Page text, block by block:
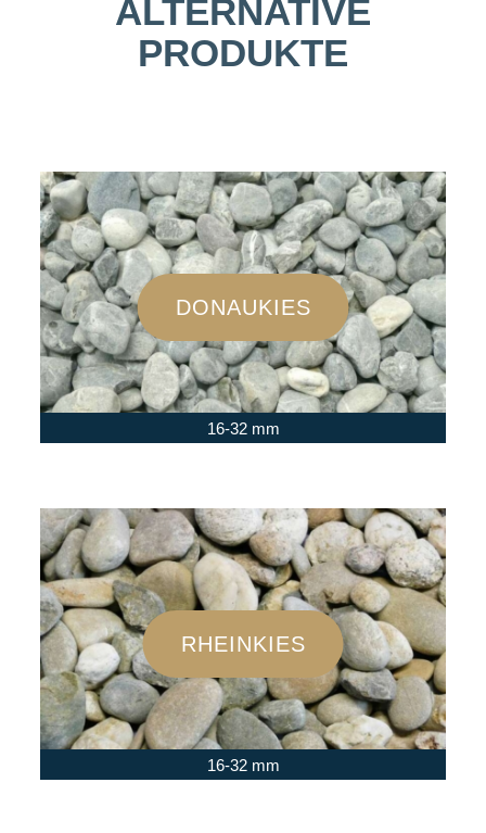
ALTERNATIVE
PRODUKTE
DONAUKIES
16-32 mm
RHEINKIES
16-32 mm